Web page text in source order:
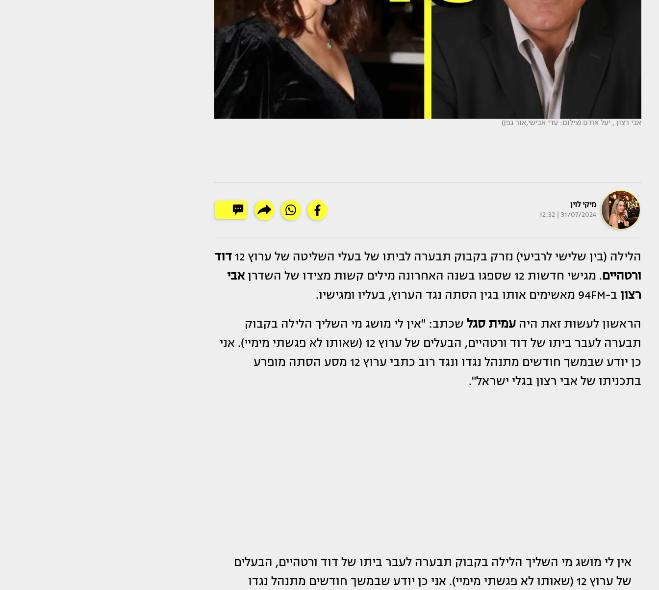
אבי רצון , יעל אודם (צילום: עדי אבישי,אור גפן)
מיקי לוין
31/07/2024 | 12:32
הלילה (בין שלישי לרביעי) נזרק בקבוק תבערה לביתו של בעלי השליטה של ערוץ 12
דוד
ורטהיים. מגישי חדשות 12 שספגו בשנה האחרונה מילים קשות מצידו של השדרן
אבי
רצון ב-94FM מאשימים אותו בגין הסתה נגד הערוץ, בעליו ומגישיו.
הראשון לעשות זאת היהעמית סגל שכתב: "אין לי מושג מי השליך הלילה בקבוק
תבערה לעבר ביתו של דוד ורטהיים, הבעלים של ערוץ 12 (שאותו לא פגשתי מימיי). אני
כן יודע שבמשך חודשים מתנהל נגדו ונגד רוב כתבי ערוץ 12 מסע הסתה מופרע
בתכניתו של אבי רצון בגלי ישראל".
אין לי מושג מי השליך הלילה בקבוק תבערה לעבר ביתו של דוד ורטהיים, הבעלים
של ערוץ 12 (שאותו לא פגשתי מימיי). אני כן יודע שבמשך חודשים מתנהל נגדו